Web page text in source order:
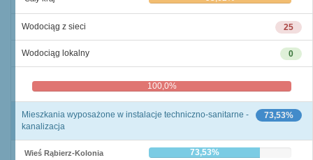
25
Wodociąg z sieci
0
Wodociąg lokalny
100,0%
73,53%
Mieszkania wyposażone w instalacje techniczno-sanitarne -
kanalizacja
Wieś Rąbierz-Kolonia 73,53%